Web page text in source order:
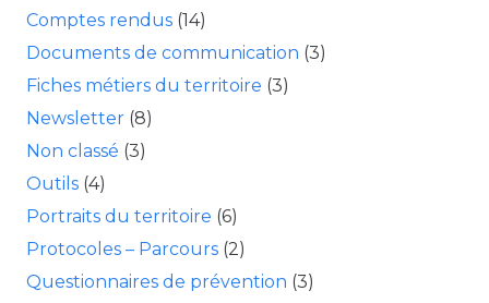
Comptes rendus (14)
Documents de communication (3)
Fiches métiers du territoire (3)
Newsletter (8)
Non classé (3)
Outils (4)
Portraits du territoire (6)
Protocoles – Parcours (2)
Questionnaires de prévention (3)